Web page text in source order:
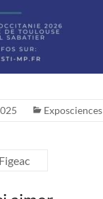
Exposciences